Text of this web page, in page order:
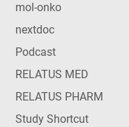
mol-onko
nextdoc
Podcast
RELATUS MED
RELATUS PHARM
Study Shortcut